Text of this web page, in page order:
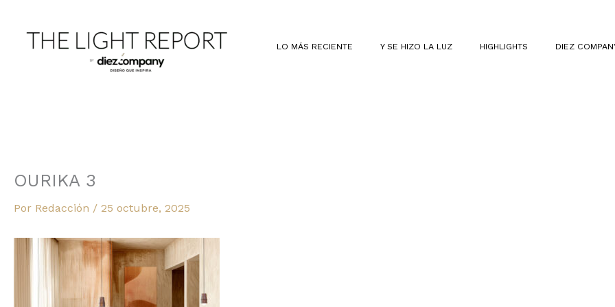
contenido
LO MÁS RECIENTE Y SE HIZO LA LUZ HIGHLIGHTS DIEZ
OURIKA 3
Por Redacción / 25 octubre, 2025